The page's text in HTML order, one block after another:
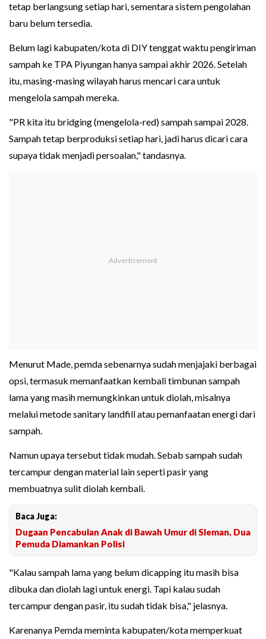
tetap berlangsung setiap hari, sementara sistem pengolahan
baru belum tersedia.
Belum lagi kabupaten/kota di DIY tenggat waktu pengiriman
sampah ke TPA Piyungan hanya sampai akhir 2026. Setelah
itu, masing-masing wilayah harus mencari cara untuk
mengelola sampah mereka.
"PR kita itu bridging (mengelola-red) sampah sampai 2028.
Sampah tetap berproduksi setiap hari, jadi harus dicari cara
supaya tidak menjadi persoalan," tandasnya.
Menurut Made, pemda sebenarnya sudah menjajaki berbagai
opsi, termasuk memanfaatkan kembali timbunan sampah
lama yang masih memungkinkan untuk diolah, misalnya
melalui metode sanitary landfill atau pemanfaatan energi dari
sampah.
Namun upaya tersebut tidak mudah. Sebab sampah sudah
tercampur dengan material lain seperti pasir yang
membuatnya sulit diolah kembali.
Baca Juga:
Dugaan Pencabulan Anak di Bawah Umur di Sleman, Dua
Pemuda Diamankan Polisi
"Kalau sampah lama yang belum dicapping itu masih bisa
dibuka dan diolah lagi untuk energi. Tapi kalau sudah
tercampur dengan pasir, itu sudah tidak bisa," jelasnya.
Karenanya Pemda meminta kabupaten/kota memperkuat